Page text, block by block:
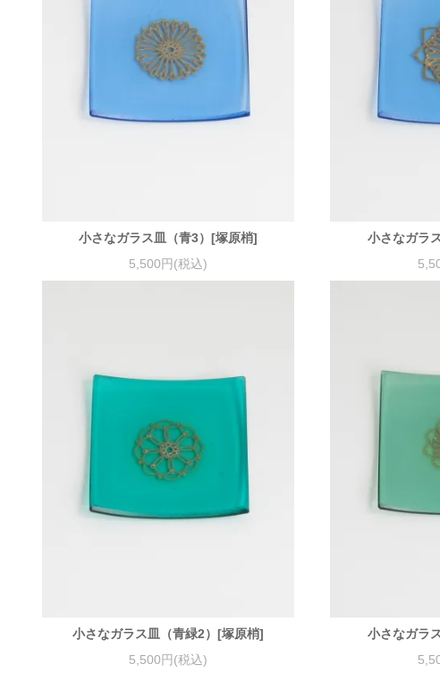
小さなガラス皿（青3）[塚原梢]
5,500円(税込)
小さなガラ
小さなガラス皿（青緑2）[塚原梢]
5,500円(税込)
小さなガラ